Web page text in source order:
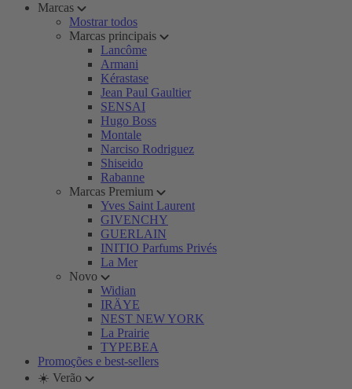
Marcas
Mostrar todos
Marcas principais
Lancôme
Armani
Kérastase
Jean Paul Gaultier
SENSAI
Hugo Boss
Montale
Narciso Rodriguez
Shiseido
Rabanne
Marcas Premium
Yves Saint Laurent
GIVENCHY
GUERLAIN
INITIO Parfums Privés
La Mer
Novo
Widian
IRÄYE
NEST NEW YORK
La Prairie
TYPEBEA
Promoções e best-sellers
☀️ Verão